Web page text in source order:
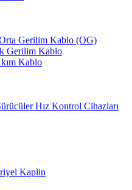
Gerilim Kablo (OG)
Gerilim Kablo
Kablo
Hız Kontrol Cihazları
Kaplin